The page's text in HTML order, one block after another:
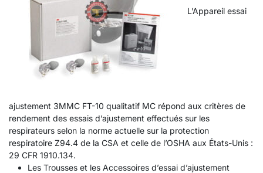
L’Appareil essai
ajustement 3MMC FT-10 qualitatif MC répond aux critères de
rendement des essais d’ajustement effectués sur les
respirateurs selon la norme actuelle sur la protection
respiratoire Z94.4 de la CSA et celle de l’OSHA aux États-Unis :
29 CFR 1910.134.
Les Trousses et les Accessoires d’essai d’ajustement